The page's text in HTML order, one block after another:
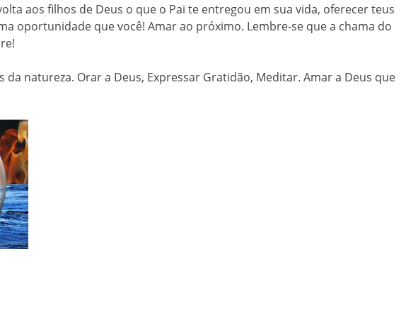
aos filhos de Deus o que o Pai te entregou em sua vida, oferecer teus
oportunidade que você! Amar ao próximo. Lembre-se que a chama do
natureza. Orar a Deus, Expressar Gratidão, Meditar. Amar a Deus que